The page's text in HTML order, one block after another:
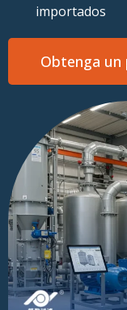
importados
Obtenga